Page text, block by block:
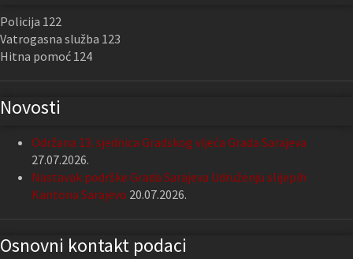
Policija 122
Vatrogasna služba 123
Hitna pomoć 124
Novosti
Održana 13. sjednica Gradskog vijeća Grada Sarajeva
27.07.2026.
Nastavak podrške Grada Sarajeva Udruženju slijepih
Kantona Sarajevo 20.07.2026.
Osnovni kontakt podaci